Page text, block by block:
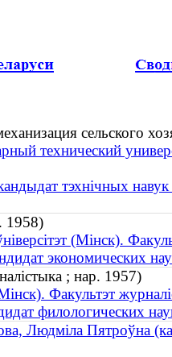
сельского
технический
тэхнічных
1958)
(Мінск).
экономических
; нар. 1957)
Факультэт
филологических
Людміла Пятроўна